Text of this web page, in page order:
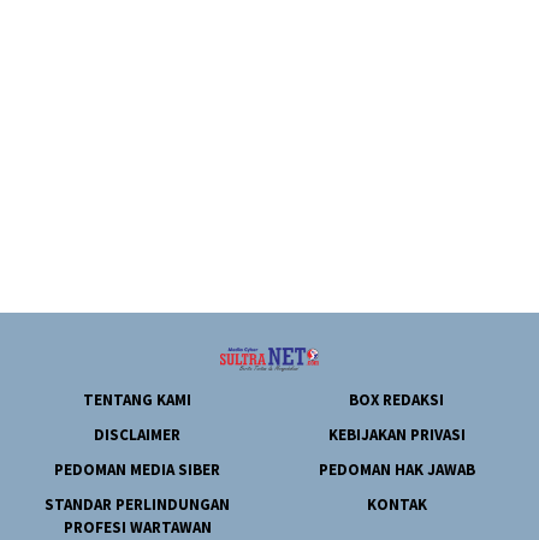
TENTANG KAMI
BOX REDAKSI
DISCLAIMER
KEBIJAKAN PRIVASI
PEDOMAN MEDIA SIBER
PEDOMAN HAK JAWAB
STANDAR PERLINDUNGAN
PROFESI WARTAWAN
KONTAK